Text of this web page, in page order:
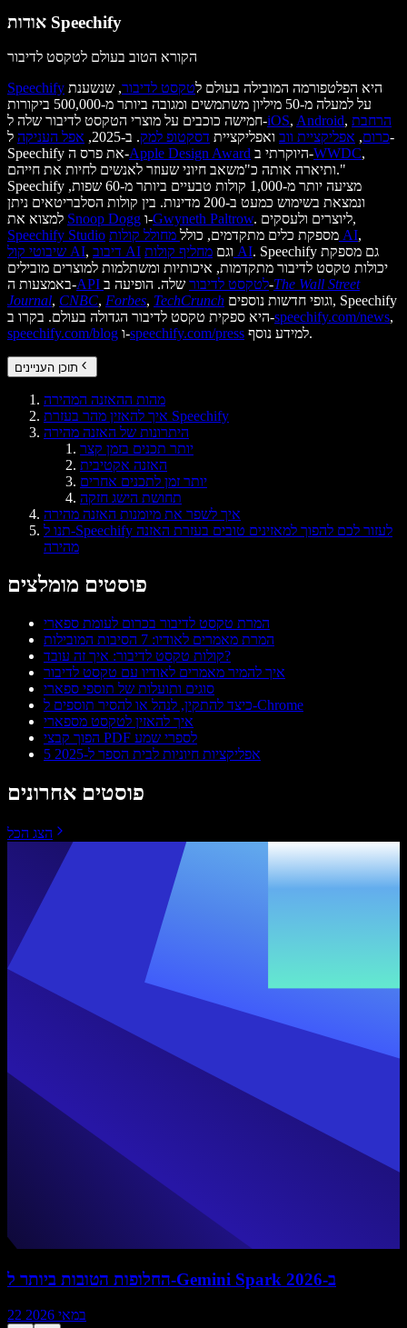
אודות Speechify
הקורא הטוב בעולם לטקסט לדיבור
Speechify
היא הפלטפורמה המובילה בעולם לטקסט לדיבור, שנשענת
על למעלה מ-50 מיליון משתמשים ומגובה ביותר מ-500,000 ביקורות
חמישה כוכבים על מוצרי הטקסט לדיבור שלה ל-iOS, Android, הרחבת
כרום, אפליקציית ווב ואפליקציית דסקטופ למק. ב-2025, אפל העניקה ל-
Speechify את פרס ה-Apple Design Award היוקרתי ב-WWDC,
ותיארה אותה כ"משאב חיוני שעוזר לאנשים לחיות את חייהם."
Speechify מציעה יותר מ-1,000 קולות טבעיים ביותר מ-60 שפות,
ונמצאת בשימוש כמעט ב-200 מדינות. בין קולות הסלבריטאים ניתן
Snoop Dogg ו-Gwyneth Paltrow
. ליוצרים ולעסקים,
Speechify Studio
מספקת כלים מתקדמים, כולל מחולל קולות AI,
שיבוטי קול AI, דיבוב AI וגם מחליף קולות AI. Speechify גם מספקת
יכולות טקסט לדיבור מתקדמות, איכותיות ומשתלמות למוצרים מובילים
באמצעות ה-
API לטקסט לדיבורשלה. הופיעה ב-The Wall Street
Journal, CNBC, Forbes, TechCrunch
היא ספקית טקסט לדיבור הגדולה בעולם. בקרו ב-speechify.com/news,
speechify.com/blog ו-speechify.com/press למידע נוסף.
תוכן העניינים
מהות ההאזנה המהירה
איך להאזין מהר בעזרת Speechify
היתרונות של האזנה מהירה
יותר תכנים בזמן קצר
האזנה אקטיבית
יותר זמן לתכנים אחרים
תחושת הישג חזקה
איך לשפר את מיומנות האזנה מהירה
תנו ל-Speechify לעזור לכם להפוך למאזינים טובים בעזרת האזנה
מהירה
פוסטים מומלצים
המרת טקסט לדיבור בכרום לעומת ספארי
המרת מאמרים לאודיו: 7 הסיבות המובילות
קולות טקסט לדיבור: איך זה עובד?
איך להמיר מאמרים לאודיו עם טקסט לדיבור
סוגים ותועלות של תוספי ספארי
כיצד להתקין, לנהל או להסיר תוספים ל-Chrome
איך להאזין לטקסט מספארי
הפוך קבצי PDF לספרי שמע
5 אפליקציות חיוניות לבית הספר ל-2025
פוסטים אחרונים
הצג הכל
החלופות הטובות ביותר ל-Gemini Spark ב-2026
22 במאי 2026